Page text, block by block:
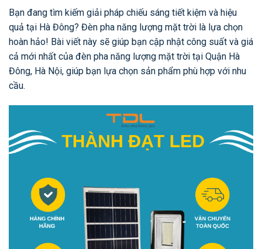
Bạn đang tìm kiếm giải pháp chiếu sáng tiết kiệm và hiệu
quả tại Hà Đông? Đèn pha năng lượng mặt trời là lựa chọn
hoàn hảo! Bài viết này sẽ giúp bạn cập nhật công suất và giá
cả mới nhất của đèn pha năng lượng mặt trời tại Quận Hà
Đông, Hà Nội, giúp bạn lựa chọn sản phẩm phù hợp với nhu
cầu.